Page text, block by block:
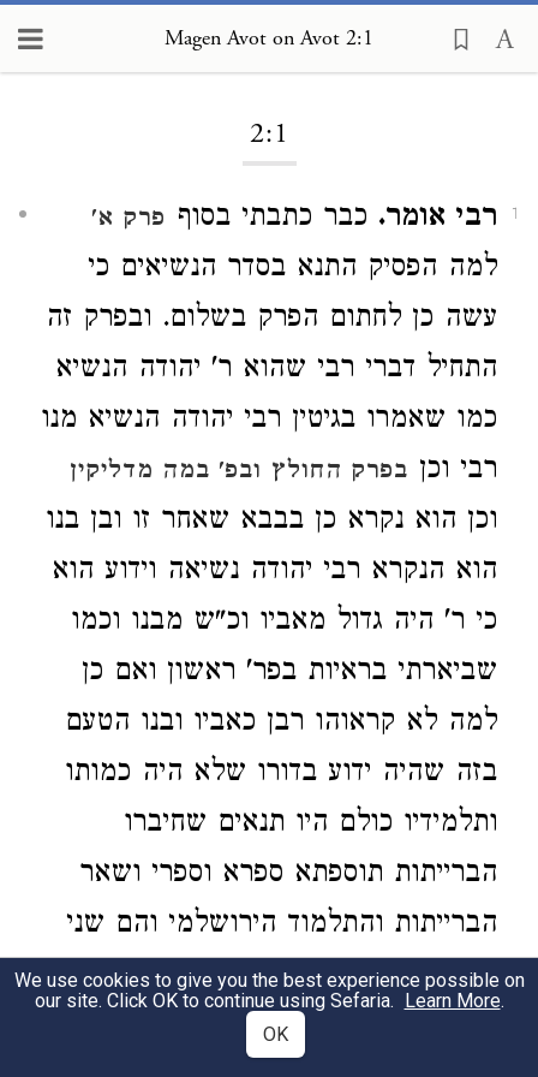
Magen Avot on Avot 2:1
2:1
1 רבי אומר. כבר כתבתי בסוף פרק א'
למה הפסיק התנא בסדר הנשיאים כי
עשה כן לחתום הפרק בשלום. ובפרק זה
התחיל דברי רבי שהוא ר' יהודה הנשיא
כמו שאמרו בגיטין רבי יהודה הנשיא מנו
רבי וכן בפרק החולץ ובפ' במה מדליקין
וכן הוא נקרא כן בבבא שאחר זו ובן בנו
הוא הנקרא רבי יהודה נשיאה וידוע הוא
כי ר' היה גדול מאביו וכ"ש מבנו וכמו
שביארתי בראיות בפר' ראשון ואם כן
למה לא קראוהו רבן כאביו ובנו הטעם
בזה שהיה ידוע בדורו שלא היה כמותו
ותלמידיו כולם היו תנאים שחיברו
הברייתות תוספתא ספרא וספרי ושאר
הברייתות והתלמוד הירושלמי והם שני
בניו גמליאל ושמעון ורבי חנינא בר חמא
ורבי אפס ורבי ינאי ורבי חייא ורבי
We use cookies to give you the best experience possible on
our site. Click OK to continue using Sefaria. Learn More.
OK